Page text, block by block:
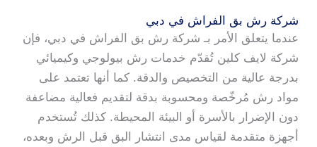
شركة رش بق الفراش في دبي
عندما يتعلق الأمر بـ شركة رش بق الفراش في دبي، فإن
شركة لايف كلين تُقدّم خدمات رش بيولوجي وكيميائي
بدرجة عالية من التخصيص والدقة. كما أنها تعتمد على
مواد رش مُرخّصة ومحسوبة بدقة لتقديم فعالية مضاعفة
دون الإضرار بالأسرة أو البيئة المحيطة. كذلك تُستخدم
أجهزة متقدمة لقياس مدى انتشار البق قبل الرش وبعده،